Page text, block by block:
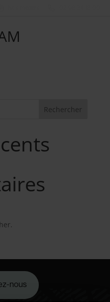
Rechercher
nous